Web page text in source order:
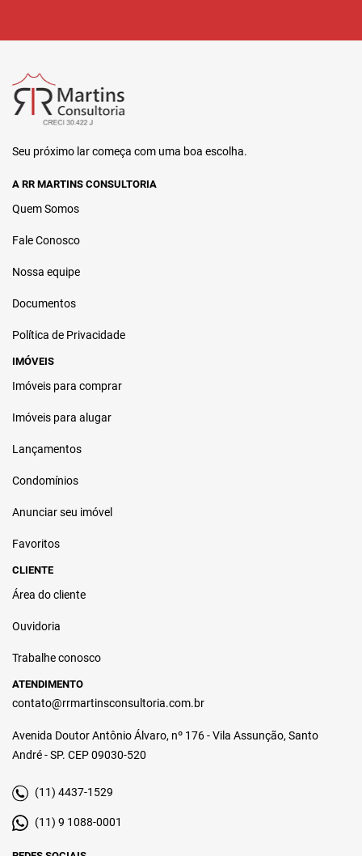
Seu próximo lar começa com uma boa escolha.
A RR MARTINS CONSULTORIA
Quem Somos
Fale Conosco
Nossa equipe
Documentos
Política de Privacidade
IMÓVEIS
Imóveis para comprar
Imóveis para alugar
Lançamentos
Condomínios
Anunciar seu imóvel
Favoritos
CLIENTE
Área do cliente
Ouvidoria
Trabalhe conosco
ATENDIMENTO
contato@rrmartinsconsultoria.com.br
Avenida Doutor Antônio Álvaro, nº 176 - Vila Assunção, Santo
André - SP. CEP 09030-520
(11) 4437-1529
(11) 9 1088-0001